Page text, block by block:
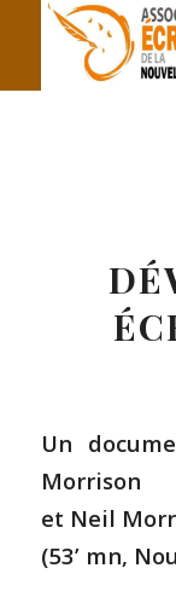
Un
Morrison
et Neil
(53’ mn,